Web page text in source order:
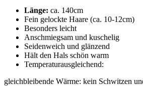
Länge: ca. 140cm
Fein gelockte Haare (ca. 10-12cm)
Besonders leicht
Anschmiegsam und kuschelig
Seidenweich und glänzend
Hält den Hals schön warm
Temperaturausgleichend:
gleichbleibende Wärme: kein Schwitzen